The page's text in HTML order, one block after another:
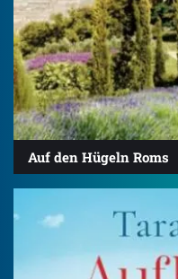
Auf den Hügeln Roms